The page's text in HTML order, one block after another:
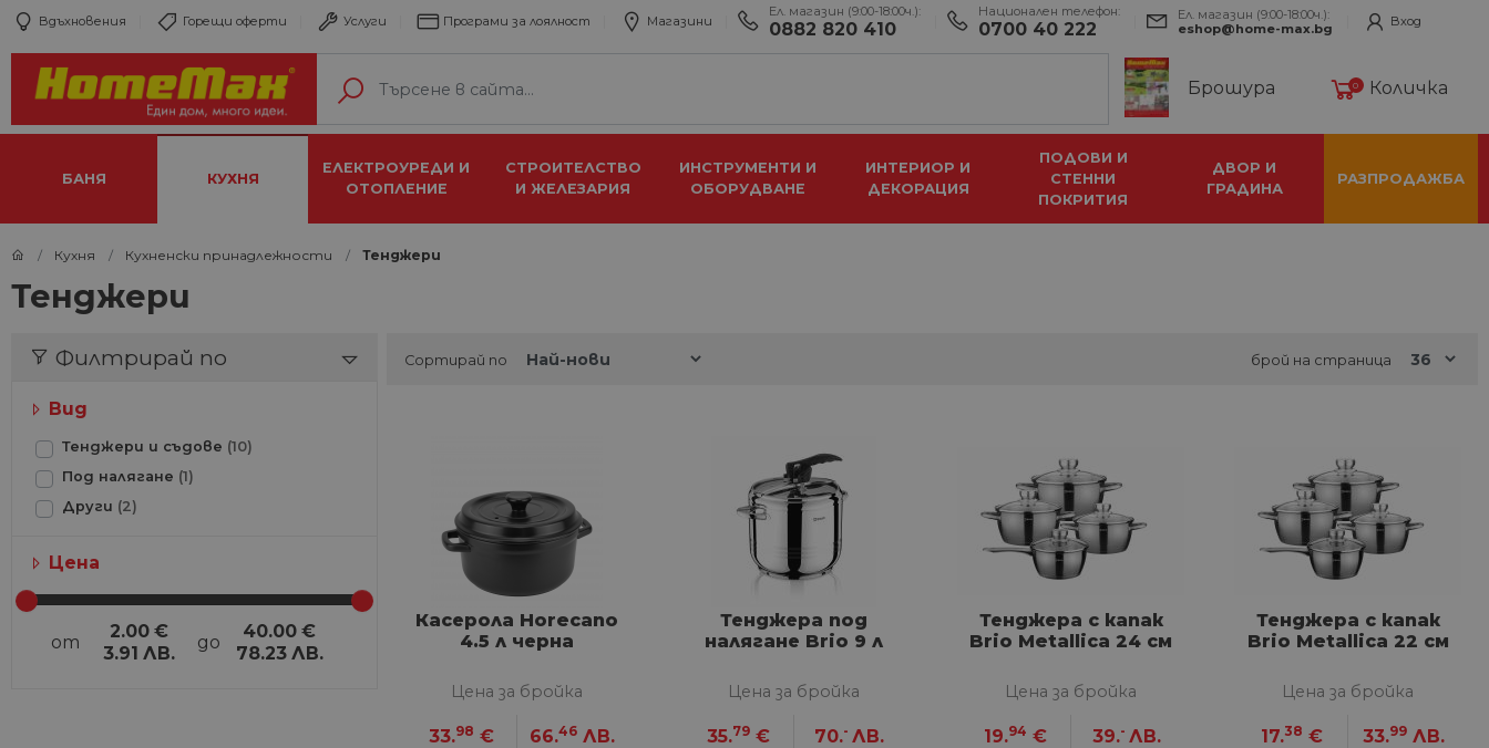
Вдъхновения Горещи оферти Услуги Програми за лоялност Магазини
Ел. магазин (9:00-18:00ч.):
0882 820 410
Национален телефон:
0700 40 222
Ел. магазин (9:00-18:00ч.):
eshop@home-max.bg
Вход
Брошура 0 Количка
БАНЯ КУХНЯ
ЕЛЕКТРОУРЕДИ И
ОТОПЛЕНИЕ
СТРОИТЕЛСТВО
И ЖЕЛЕЗАРИЯ
ИНСТРУМЕНТИ И
ОБОРУДВАНЕ
ИНТЕРИОР И
ДЕКОРАЦИЯ
ПОДОВИ И
СТЕННИ
ПОКРИТИЯ
ДВОР И
ГРАДИНА
РАЗПРОДАЖБА
Кухня Кухненски принадлежности Тенджери
Тенджери
Филтрирай по
Вид
Тенджери и съдове (10)
Под налягане (1)
Други (2)
Цена
от
2.00 €
3.91 ЛВ.
до
40.00 €
78.23 ЛВ.
Сортирай по брой на страница
Касерола Horecano
4.5 л черна
Цена за бройка
33.98 € 66.46 ЛВ.
Тенджера под
налягане Brio 9 л
Цена за бройка
35.79 € 70.- ЛВ.
Тенджера с капак
Brio Metallica 24 см
Цена за бройка
19.94 € 39.- ЛВ.
Тенджера с капак
Brio Metallica 22 см
Цена за бройка
17.38 € 33.99 ЛВ.